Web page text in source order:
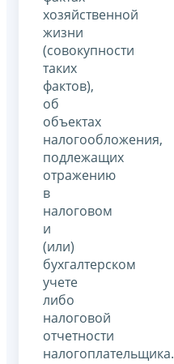
хозяйственной
жизни
(совокупности
таких
фактов),
об
объектах
налогообложения,
подлежащих
отражению
в
налоговом
и
(или)
бухгалтерском
учете
либо
налоговой
отчетности
налогоплательщика.